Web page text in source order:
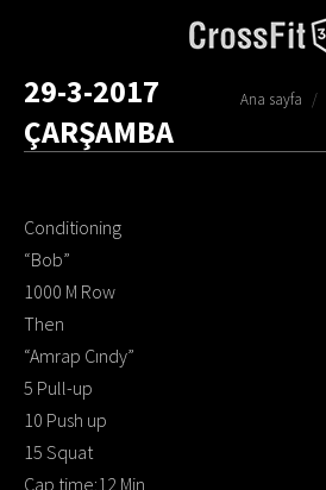
29-3-2017
ÇARŞAMBA
You are here:
Ana sayfa
Conditioning
“Bob”
1000 M Row
Then
“Amrap Cındy”
5 Pull-up
10 Push up
15 Squat
Cap time:12 Min